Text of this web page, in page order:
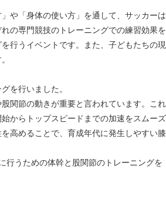
や「身体の使い方」を通して、サッカーは
の専門競技のトレーニングでの練習効果を
行うイベントです。また、子どもたちの現
を行いました。
関節の動きが重要と言われています。これ
からトップスピードまでの加速をスムーズ
高めることで、育成年代に発生しやすい膝
行うための体幹と股関節のトレーニングを